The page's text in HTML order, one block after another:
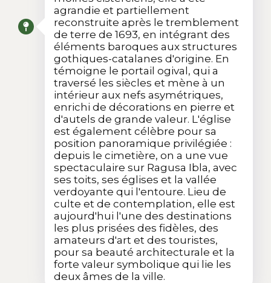
agrandie et partiellement
reconstruite après le tremblement
de terre de 1693, en intégrant des
éléments baroques aux structures
gothiques-catalanes d'origine. En
témoigne le portail ogival, qui a
traversé les siècles et mène à un
intérieur aux nefs asymétriques,
enrichi de décorations en pierre et
d'autels de grande valeur. L'église
est également célèbre pour sa
position panoramique privilégiée :
depuis le cimetière, on a une vue
spectaculaire sur Ragusa Ibla, avec
ses toits, ses églises et la vallée
verdoyante qui l'entoure. Lieu de
culte et de contemplation, elle est
aujourd'hui l'une des destinations
les plus prisées des fidèles, des
amateurs d'art et des touristes,
pour sa beauté architecturale et la
forte valeur symbolique qui lie les
deux âmes de la ville.